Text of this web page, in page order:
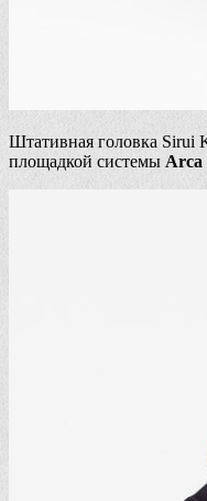
Штативная головка Sirui
площадкой системы Arca